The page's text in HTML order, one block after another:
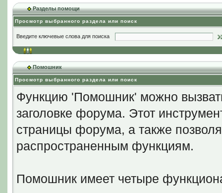
Разделы помощи
Просмотр выбранного раздела или поиск
Введите ключевые слова для поиска
Помошник
Просмотр выбранного раздела или поиск
Функцию 'Помошник' можно
заголовке форума. Этот
страницы форума, а также
распространенным функциям.
Помошник имеет четыре